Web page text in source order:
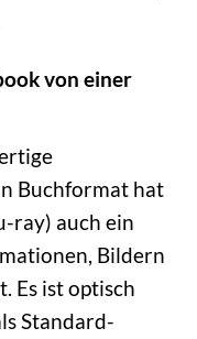
von einer
Buchformat hat
ray) auch ein
Bildern
Es ist optisch
Standard-